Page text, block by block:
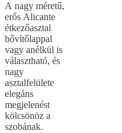
A nagy méretű,
erős Alicante
étkezőasztal
bővítőlappal
vagy anélkül is
választható, és
nagy
asztalfelülete
elegáns
megjelenést
kölcsönöz a
szobának.